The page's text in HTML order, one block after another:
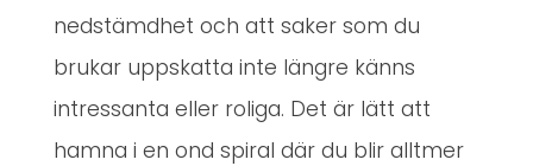
nedstämdhet och att saker som du
brukar uppskatta inte längre känns
intressanta eller roliga. Det är lätt att
hamna i en ond spiral där du blir alltmer